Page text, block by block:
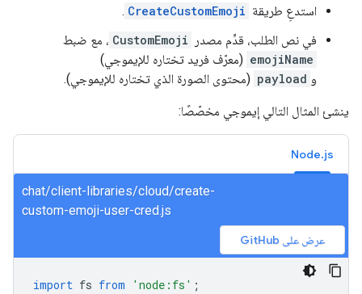
استدعِ طريقة CreateCustomEmoji
.
في نص الطلب، قدِّم مصدر
CustomEmoji ، مع ضبط
emojiName (معرّف فريد تختاره للإيموجي)
و payload (محتوى الصورة الذي تختاره للإيموجي).
ينشئ المثال التالي إيموجي مخصّصًا:
Node.js
chat/client-libraries/cloud/create-
custom-emoji-user-cred.js
عرض على GitHub
import fs from 'node:fs' ;